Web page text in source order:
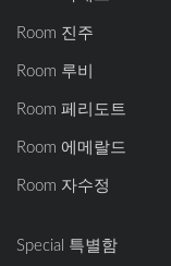
Room 진주
Room 루비
Room 페리도트
Room 에메랄드
Room 자수정
Special 특별함